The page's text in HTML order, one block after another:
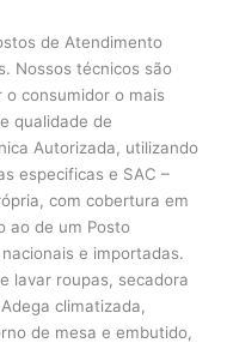
de Atendimento
Nossos técnicos são
consumidor o mais
qualidade de
Autorizada, utilizando
especificas e SAC –
com cobertura em
ao de um Posto
e importadas.
lavar roupas, secadora
climatizada,
de mesa e embutido,